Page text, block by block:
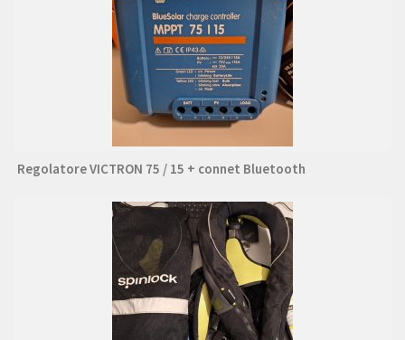
Regolatore VICTRON 75 / 15 + connet Bluetooth